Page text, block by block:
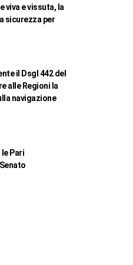
viva e vissuta, la
sicurezza per
il Dsgl 442 del
alle Regioni la
navigazione
le Pari